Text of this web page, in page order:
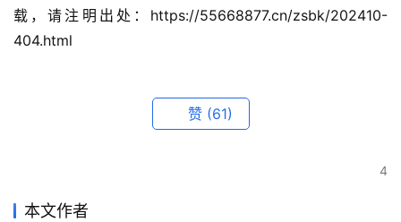
载，请注明出处：https://55668877.cn/zsbk/202410-
404.html
赞 (61)
4
本文作者